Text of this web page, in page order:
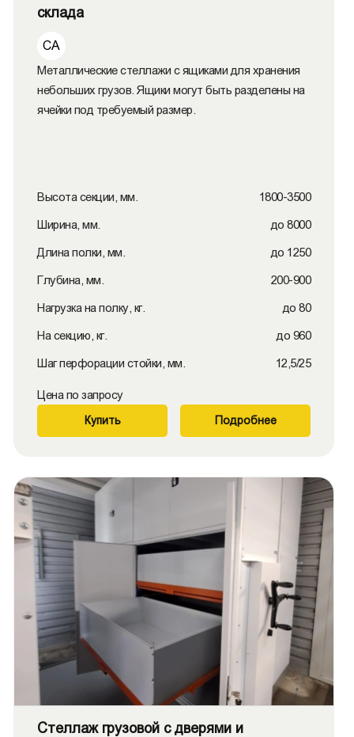
склада
СА
Металлические стеллажи с ящиками для хранения
небольших грузов. Ящики могут быть разделены на
ячейки под требуемый размер.
Высота секции, мм. 1800-3500
Ширина, мм. до 8000
Длина полки, мм. до 1250
Глубина, мм. 200-900
Нагрузка на полку, кг. до 80
На секцию, кг. до 960
Шаг перфорации стойки, мм. 12,5/25
Цена по запросу
Купить Подробнее
Стеллаж грузовой с дверями и